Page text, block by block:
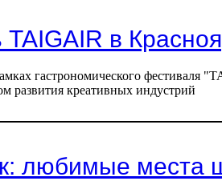
в
гастрономического
развития креативных индустрий
любимые места